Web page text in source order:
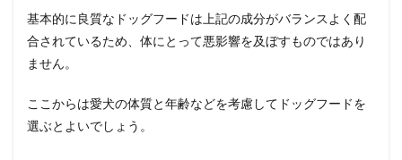
基本的に良質なドッグフードは上記の成分がバランスよく配
合されているため、体にとって悪影響を及ぼすものではあり
ません。
ここからは愛犬の体質と年齢などを考慮してドッグフードを
選ぶとよいでしょう。